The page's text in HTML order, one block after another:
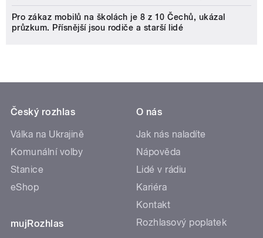
Pro zákaz mobilů na školách je 8 z 10 Čechů, ukázal
průzkum. Přísnější jsou rodiče a starší lidé
Český rozhlas
Válka na Ukrajině
Komunální volby
Stanice
eShop
mujRozhlas
O nás
Jak nás naladíte
Nápověda
Lidé v rádiu
Kariéra
Kontakt
Rozhlasový poplatek